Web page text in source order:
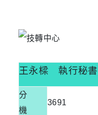
王永樑 執行秘書
分
機
3691